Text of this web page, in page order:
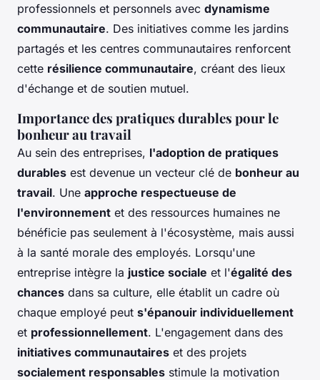
professionnels et personnels avec dynamisme
communautaire. Des initiatives comme les jardins
partagés et les centres communautaires renforcent
cette résilience communautaire, créant des lieux
d'échange et de soutien mutuel.
Importance des pratiques durables pour le
bonheur au travail
Au sein des entreprises, l'adoption de pratiques
durables est devenue un vecteur clé de bonheur au
travail. Une approche respectueuse de
l'environnement et des ressources humaines ne
bénéficie pas seulement à l'écosystème, mais aussi
à la santé morale des employés. Lorsqu'une
entreprise intègre la justice sociale et l'égalité des
chances dans sa culture, elle établit un cadre où
chaque employé peut s'épanouir individuellement
et professionnellement. L'engagement dans des
initiatives communautaires et des projets
socialement responsables stimule la motivation